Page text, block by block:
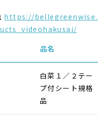
https://
品名
白菜１／２テー
プ付シート規格
品